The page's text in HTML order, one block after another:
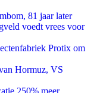
81 jaar later
voedt vrees voor
Protix om
Hormuz, VS
250% meer